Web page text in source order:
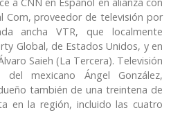
Com, proveedor de televisión por
ancha VTR, que localmente
Global, de Estados Unidos, y en
Saieh (La Tercera). Televisión
mexicano Ángel González,
también de una treintena de
en la región, incluido las cuatro